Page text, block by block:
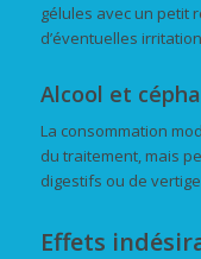
gélules avec un petit
d’éventuelles
Alcool et
La consommation
du traitement, mais
digestifs ou de
Effets